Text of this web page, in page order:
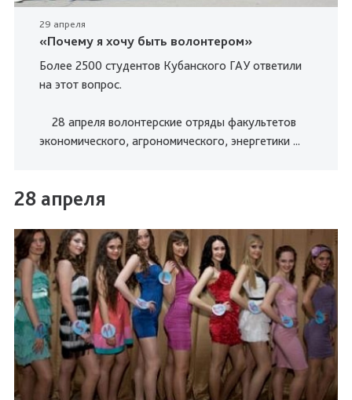
29 апреля
«Почему я хочу быть волонтером»
Более 2500 студентов Кубанского ГАУ ответили
на этот вопрос.
28 апреля волонтерские отряды факультетов
экономического, агрономического, энергетики ...
28 апреля